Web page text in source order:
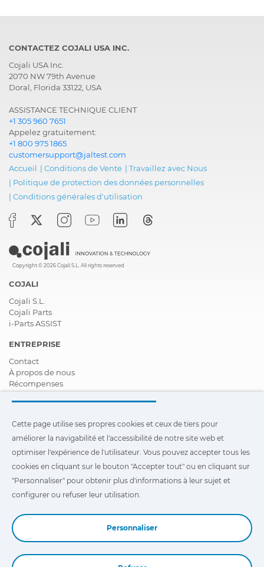
CONTACTEZ COJALI USA INC.
Cojali USA Inc.
2070 NW 79th Avenue
Doral, Florida 33122, USA
ASSISTANCE TECHNIQUE CLIENT
+1 305 960 7651
Appelez gratuitement:
+1 800 975 1865
customersupport@jaltest.com
Accueil | Conditions de Vente | Travaillez avec Nous
| Politique de protection des données personnelles
| Conditions générales d'utilisation
Copyright © 2026 Cojali S.L. All rights reserved
COJALI
Cojali S.L.
Cojali Parts
i-Parts ASSIST
ENTREPRISE
Contact
À propos de nous
Récompenses
Certifications
Nouveautés
Vidéos
FAQ - Foire Aux Questions
Cette page utilise ses propres cookies et ceux de tiers pour
améliorer la navigabilité et l'accessibilité de notre site Web et
optimiser l'expérience de l'utilisateur. Vous pouvez cliquer sur
configurer ou refuser leur utilisation.
Cette page utilise ses propres cookies et ceux de tiers pour
améliorer la navigabilité et l'accessibilité de notre site web et
optimiser l'expérience de l'utilisateur. Vous pouvez accepter tous les
cookies en cliquant sur le bouton "Accepter tout" ou en cliquant sur
"Personnaliser" pour obtenir plus d'informations à leur sujet et
configurer ou refuser leur utilisation.
Personnaliser